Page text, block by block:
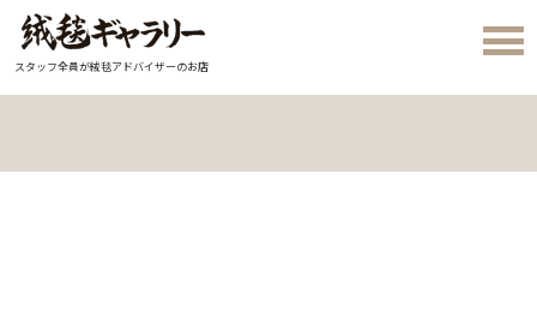
スタッフ全員が絨毯アドバイザーのお店